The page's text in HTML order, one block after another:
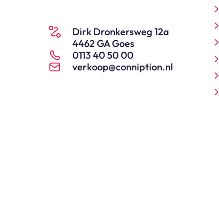
Dirk Dronkersweg 12a
4462 GA Goes
0113 40 50 00
verkoop@conniption.nl